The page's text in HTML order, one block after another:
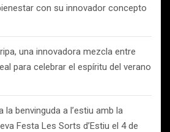
con su innovador concepto
una innovadora mezcla entre
para celebrar el espíritu del verano
la benvinguda a l’estiu amb la
Festa Les Sorts d’Estiu el 4 de